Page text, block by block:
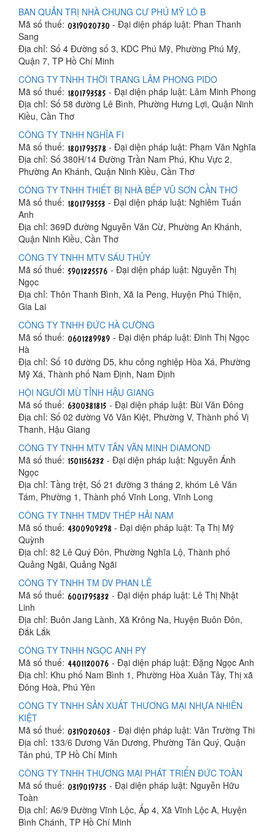
BAN QUẢN TRỊ NHÀ CHUNG CƯ PHÚ MỸ LÔ B
Mã số thuế:
- Đại diện pháp luật: Phan Thanh
Sang
Địa chỉ: Số 4 Đường số 3, KDC Phú Mỹ, Phường Phú Mỹ,
Quận 7, TP Hồ Chí Minh
CÔNG TY TNHH THỜI TRANG LÂM PHONG PIDO
Mã số thuế:
- Đại diện pháp luật: Lâm Minh Phong
Địa chỉ: Số 58 đường Lê Bình, Phường Hưng Lợi, Quận Ninh
Kiều, Cần Thơ
CÔNG TY TNHH NGHĨA FI
Mã số thuế:
- Đại diện pháp luật: Phạm Văn Nghĩa
Địa chỉ: Số 380H/14 Đường Trần Nam Phú, Khu Vực 2,
Phường An Khánh, Quận Ninh Kiều, Cần Thơ
CÔNG TY TNHH THIẾT BỊ NHÀ BẾP VŨ SƠN CẦN THƠ
Mã số thuế:
- Đại diện pháp luật: Nghiêm Tuấn
Anh
Địa chỉ: 369D đường Nguyễn Văn Cừ, Phường An Khánh,
Quận Ninh Kiều, Cần Thơ
CÔNG TY TNHH MTV SÁU THỦY
Mã số thuế:
- Đại diện pháp luật: Nguyễn Thị
Ngọc
Địa chỉ: Thôn Thanh Bình, Xã Ia Peng, Huyện Phú Thiện,
Gia Lai
CÔNG TY TNHH ĐỨC HÀ CƯỜNG
Mã số thuế:
- Đại diện pháp luật: Đinh Thị Ngọc
Hà
Địa chỉ: Số 10 đường D5, khu công nghiệp Hòa Xá, Phường
Mỹ Xá, Thành phố Nam Định, Nam Định
HỘI NGƯỜI MÙ TỈNH HẬU GIANG
Mã số thuế:
- Đại diện pháp luật: Bùi Văn Đông
Địa chỉ: Số 02 đường Võ Văn Kiệt, Phường V, Thành phố Vị
Thanh, Hậu Giang
CÔNG TY TNHH MTV TÂN VĂN MINH DIAMOND
Mã số thuế:
- Đại diện pháp luật: Nguyễn Ánh
Ngọc
Địa chỉ: Tầng trệt, Số 21 đường 3 tháng 2, khóm Lê Văn
Tám, Phường 1, Thành phố Vĩnh Long, Vĩnh Long
CÔNG TY TNHH TMDV THÉP HẢI NAM
Mã số thuế:
- Đại diện pháp luật: Tạ Thị Mỹ
Quỳnh
Địa chỉ: 82 Lê Quý Đôn, Phường Nghĩa Lộ, Thành phố
Quảng Ngãi, Quảng Ngãi
CÔNG TY TNHH TM DV PHAN LÊ
Mã số thuế:
- Đại diện pháp luật: Lê Thị Nhật
Linh
Địa chỉ: Buôn Jang Lành, Xã Krông Na, Huyện Buôn Đôn,
Đắk Lắk
CÔNG TY TNHH NGỌC ANH PY
Mã số thuế:
- Đại diện pháp luật: Đặng Ngọc Anh
Địa chỉ: Khu phố Nam Bình 1, Phường Hòa Xuân Tây, Thị xã
Đông Hoà, Phú Yên
CÔNG TY TNHH SẢN XUẤT THƯƠNG MẠI NHỰA NHIÊN
KIỆT
Mã số thuế:
- Đại diện pháp luật: Văn Trường Thi
Địa chỉ: 133/6 Dương Văn Dương, Phường Tân Quý, Quận
Tân phú, TP Hồ Chí Minh
CÔNG TY TNHH THƯƠNG MẠI PHÁT TRIỂN ĐỨC TOÀN
Mã số thuế:
- Đại diện pháp luật: Nguyễn Hữu
Toàn
Địa chỉ: A6/9 Đường Vĩnh Lộc, Ấp 4, Xã Vĩnh Lộc A, Huyện
Bình Chánh, TP Hồ Chí Minh